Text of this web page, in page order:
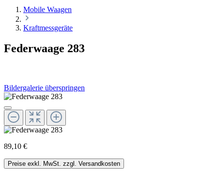
Mobile Waagen
Kraftmessgeräte
Federwaage 283
Bildergalerie überspringen
89,10 €
Preise exkl. MwSt. zzgl. Versandkosten